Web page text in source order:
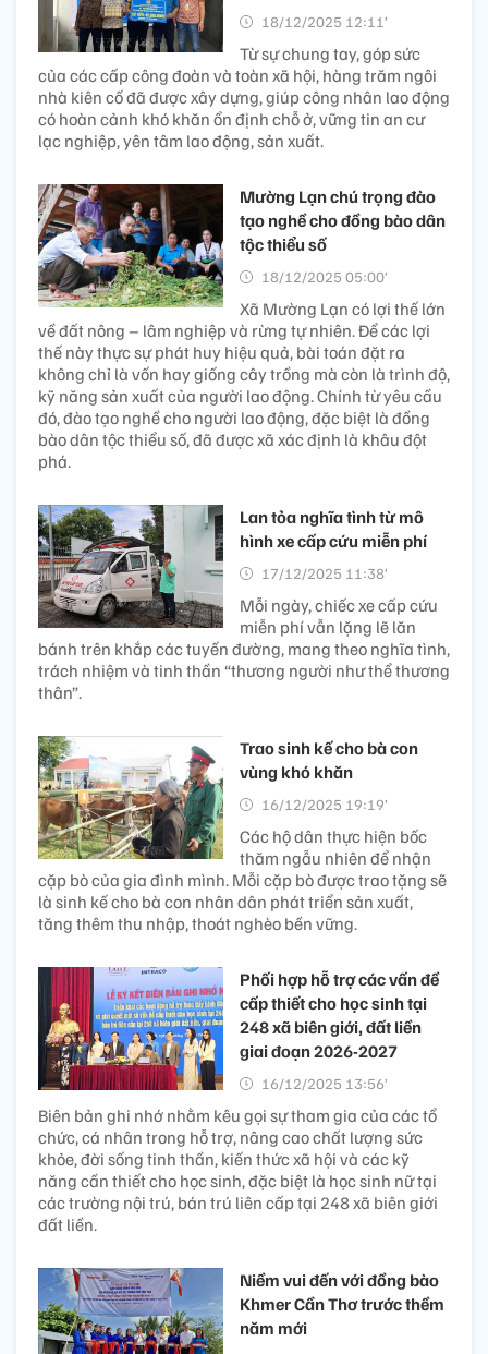
18/12/2025 12:11’
Từ sự chung tay, góp sức
của các cấp công đoàn và toàn xã hội, hàng trăm ngôi
nhà kiên cố đã được xây dựng, giúp công nhân lao động
có hoàn cảnh khó khăn ổn định chỗ ở, vững tin an cư
lạc nghiệp, yên tâm lao động, sản xuất.
Mường Lạn chú trọng đào
tạo nghề cho đồng bào dân
tộc thiểu số
18/12/2025 05:00’
Xã Mường Lạn có lợi thế lớn
về đất nông – lâm nghiệp và rừng tự nhiên. Để các lợi
thế này thực sự phát huy hiệu quả, bài toán đặt ra
không chỉ là vốn hay giống cây trồng mà còn là trình độ,
kỹ năng sản xuất của người lao động. Chính từ yêu cầu
đó, đào tạo nghề cho người lao động, đặc biệt là đồng
bào dân tộc thiểu số, đã được xã xác định là khâu đột
phá.
Lan tỏa nghĩa tình từ mô
hình xe cấp cứu miễn phí
17/12/2025 11:38’
Mỗi ngày, chiếc xe cấp cứu
miễn phí vẫn lặng lẽ lăn
bánh trên khắp các tuyến đường, mang theo nghĩa tình,
trách nhiệm và tinh thần “thương người như thể thương
thân”.
Trao sinh kế cho bà con
vùng khó khăn
16/12/2025 19:19’
Các hộ dân thực hiện bốc
thăm ngẫu nhiên để nhận
cặp bò của gia đình mình. Mỗi cặp bò được trao tặng sẽ
là sinh kế cho bà con nhân dân phát triển sản xuất,
tăng thêm thu nhập, thoát nghèo bền vững.
Phối hợp hỗ trợ các vấn đề
cấp thiết cho học sinh tại
248 xã biên giới, đất liền
giai đoạn 2026-2027
16/12/2025 13:56’
Biên bản ghi nhớ nhằm kêu gọi sự tham gia của các tổ
chức, cá nhân trong hỗ trợ, nâng cao chất lượng sức
khỏe, đời sống tinh thần, kiến thức xã hội và các kỹ
năng cần thiết cho học sinh, đặc biệt là học sinh nữ tại
các trường nội trú, bán trú liên cấp tại 248 xã biên giới
đất liền.
Niềm vui đến với đồng bào
Khmer Cần Thơ trước thềm
năm mới